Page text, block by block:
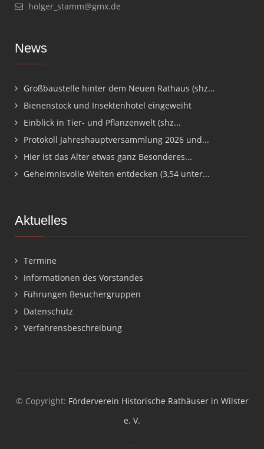
holger_stamm@gmx.de
News
Großbaustelle hinter dem Neuen Rathaus (shz...
Bienenstock und Insektenhotel eingeweiht
Einblick in Tier- und Pflanzenwelt (shz...
Protokoll Jahreshauptversammlung 2026 und...
Hier ist das Alter etwas ganz Besonderes...
Geheimnisvolle Welten entdecken (3,54 unter...
Aktuelles
Termine
Informationen des Vorstandes
Führungen Besuchergruppen
Datenschutz
Verfahrensbeschreibung
© Copyright: Förderverein Historische Rathäuser in Wilster
e. V.